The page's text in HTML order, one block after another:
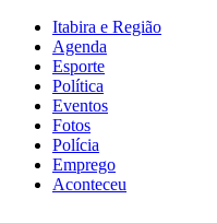
Itabira e Região
Agenda
Esporte
Política
Eventos
Fotos
Polícia
Emprego
Aconteceu